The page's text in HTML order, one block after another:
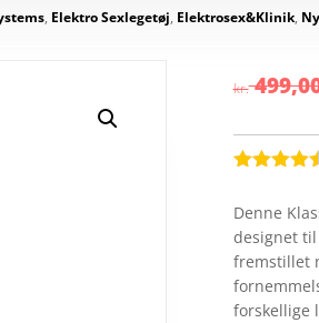
, Elektro Sexlegetøj, Elektrosex&Klinik,
kr.
ud af 5
baseret
på
kundebedø
mmelser
Denne
designet
fremstillet
forskellige